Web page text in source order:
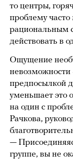
то центры,
проблему
рациональным
действовать в
Ощущение
невозможности
предпосылкой
уменьшает это
на один с
Рачкова,
—
группе, вы не